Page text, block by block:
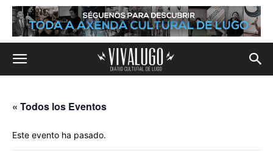
« Todos los Eventos
Este evento ha pasado.